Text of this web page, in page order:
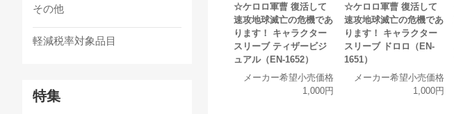
☆ケロロ軍曹 復活して
速攻地球滅亡の危機であ
ります！ キャラクター
スリーブ ティザービジ
ュアル（EN-1652）
メーカー希望小売価格
1,000円
☆ケロロ軍曹 復活して
速攻地球滅亡の危機であ
ります！ キャラクター
スリーブ ドロロ（EN-
1651）
メーカー希望小売価格
1,000円
その他
軽減税率対象品目
特集